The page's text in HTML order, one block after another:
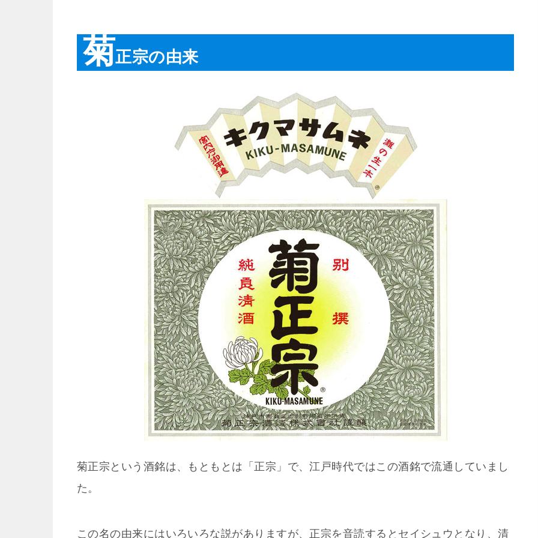
菊正宗の由来
菊正宗という酒銘は、もともとは「正宗」で、江戸時代ではこの酒銘で流通していまし
た。
この名の由来にはいろいろな説がありますが、正宗を音読するとセイシュウとなり、清